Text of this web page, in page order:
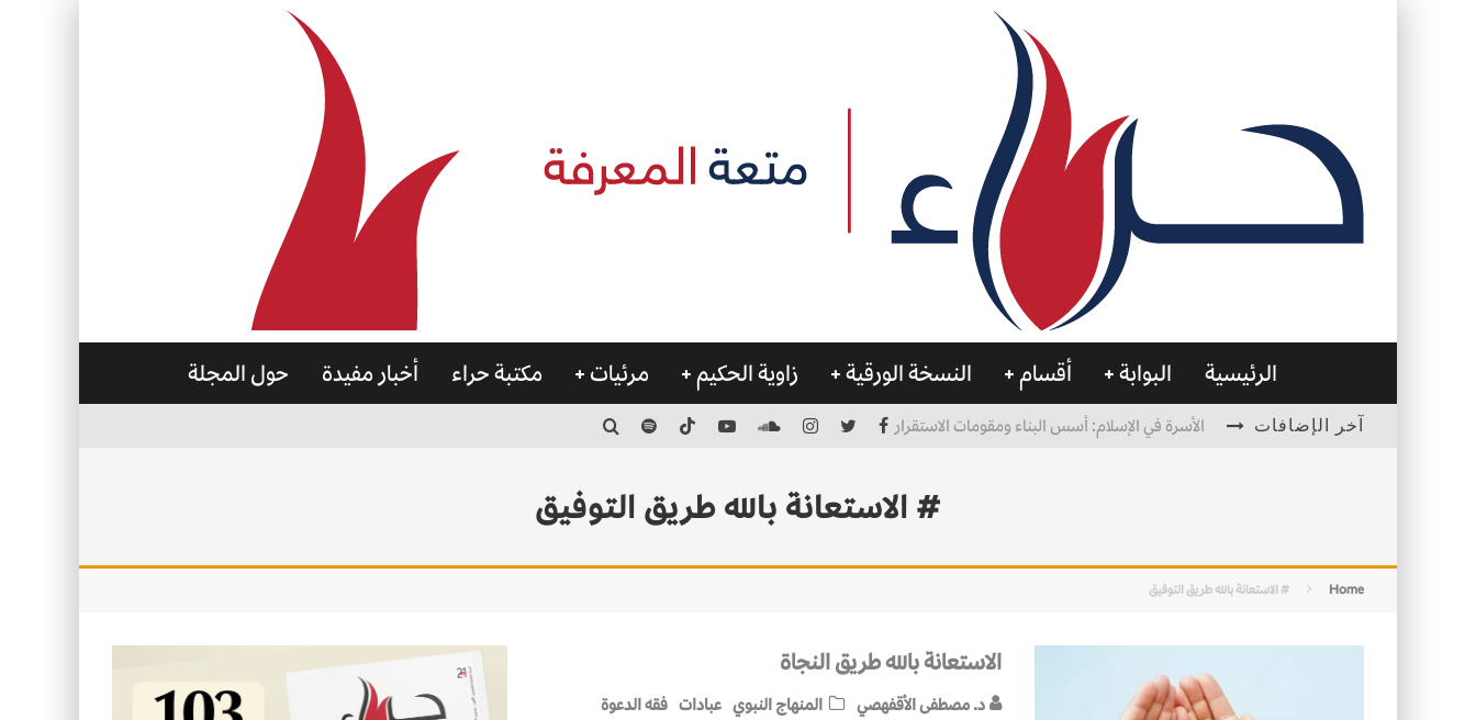
الرئيسية البوابة أقسام النسخة الورقية زاوية الحكيم مرئيات مكتبة حراء أخبار مفيدة حول المجلة
آخر الإضافات الأسرة في الإسلام: أسس البناء ومقومات الاستقرار
# الاستعانة بالله طريق التوفيق
Home # الاستعانة بالله طريق التوفيق
الاستعانة بالله طريق النجاة
د. مصطفى الأقفهصي المنهاج النبوي عبادات فقه الدعوة